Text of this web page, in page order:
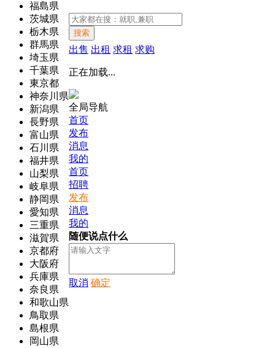
福島県
茨城県
栃木県
群馬県
埼玉県
千葉県
東京都
神奈川県
新潟県
長野県
富山県
石川県
福井県
山梨県
岐阜県
静岡県
愛知県
三重県
滋賀県
京都府
大阪府
兵庫県
奈良県
和歌山県
鳥取県
島根県
岡山県
搜索
出售 出租 求租 求购
正在加载...
全局导航
首页
发布
消息
我的
首页
招聘
发布
消息
我的
随便说点什么
取消 确定